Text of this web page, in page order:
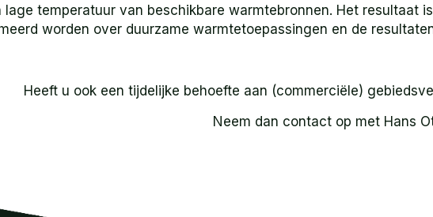
lage temperatuur van beschikbare warmtebronnen. Het resultaat
worden over duurzame warmtetoepassingen en de
Heeft u ook een tijdelijke behoefte aan (commerciële)
Neem dan contact op met Hans